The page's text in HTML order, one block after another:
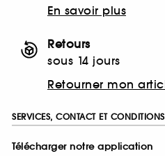
En savoir plus
Retours
sous 14 jours
Retourner mon
SERVICES, CONTACT ET
Télécharger notre application